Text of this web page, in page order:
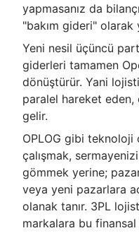
yapmasanız da
"bakım gideri" olarak
Yeni nesil üçüncü
giderleri tamamen
dönüştürür. Yani
paralel hareket
gelir.
OPLOG gibi teknoloji
çalışmak,
gömmek yerine;
veya yeni pazarlara
olanak tanır. 3PL
markalara bu